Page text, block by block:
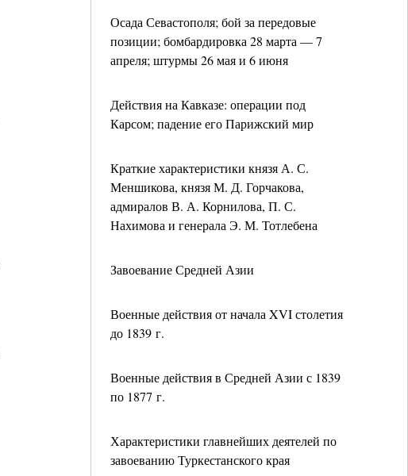
Осада Севастополя; бой за передовые
позиции; бомбардировка 28 марта — 7
апреля; штурмы 26 мая и 6 июня
Действия на Кавказе: операции под
Карсом; падение его Парижский мир
Краткие характеристики князя А. С.
Меншикова, князя М. Д. Горчакова,
адмиралов В. А. Корнилова, П. С.
Нахимова и генерала Э. М. Тотлебена
Завоевание Средней Азии
Военные действия от начала XVI столетия
до 1839 г.
Военные действия в Средней Азии с 1839
по 1877 г.
Характеристики главнейших деятелей по
завоеванию Туркестанского края